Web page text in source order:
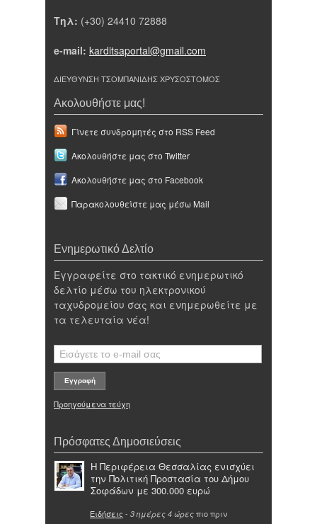
Τηλ: (+30) 24410 72888
e-mail: karditsaportal@gmail.com
ΔΙΕΥΘΥΝΣΗ ΤΣΟΜΠΑΝΙΔΗΣ ΧΡΥΣΟΣΤΟΜΟΣ
Ακολουθήστε μας!
Γίνετε συνδρομητές στο RSS Feed
Ακολουθήστε μας στο Twitter
Ακολουθήστε μας στο Facebook
Παρακολουθείστε μας μέσω Mail
Ενημερωτικό Δελτίο
Εγγραφείτε στο τακτικό ενημερωτικό
δελτίο μέσω του ηλεκτρονικού
ταχυδρομείου σας και ενημερωθείτε με
τα τελευταία νέα!
Προηγούμενα τεύχη
Πρόσφατες Δημοσιεύσεις
Η Περιφέρεια Θεσσαλίας ενισχύει
την Πολιτική Προστασία του Δήμου
Σοφάδων με 300.000 ευρώ
Ειδήσεις - 3 ημέρες 4 ώρες πιο πριν